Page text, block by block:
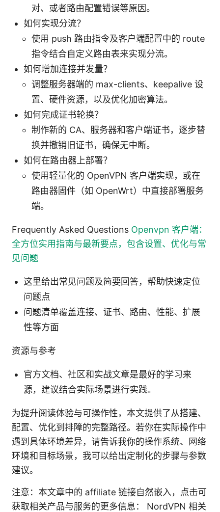
对、或者路由配置错误等原因。
如何实现分流？
使用 push 路由指令及客户端配置中的 route
指令结合自定义路由表来实现分流。
如何增加连接并发量？
调整服务器端的 max-clients、keepalive 设
置、硬件资源，以及优化加密算法。
如何完成证书轮换？
制作新的 CA、服务器和客户端证书，逐步替
换并撤销旧证书，确保无中断。
如何在路由器上部署？
使用轻量化的 OpenVPN 客户端实现，或在
路由器固件（如 OpenWrt）中直接部署服务
端。
Frequently Asked Questions Openvpn 客户端：
全方位实用指南与最新要点，包含设置、优化与常
见问题
这里给出常见问题及简要回答，帮助快速定位
问题点
问题清单覆盖连接、证书、路由、性能、扩展
性等方面
资源与参考
官方文档、社区和实战文章是最好的学习来
源，建议结合实际场景进行实践。
为提升阅读体验与可操作性，本文提供了从搭建、
配置、优化到排障的完整路径。若你在实际操作中
遇到具体环境差异，请告诉我你的操作系统、网络
环境和目标场景，我可以给出定制化的步骤与参数
建议。
注意：本文章中的 affiliate 链接自然嵌入，点击可
获取相关产品与服务的更多信息： NordVPN 相关